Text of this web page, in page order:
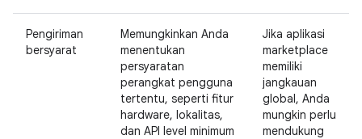
Pengiriman
bersyarat
Memungkinkan Anda
menentukan
persyaratan
perangkat pengguna
tertentu, seperti fitur
hardware, lokalitas,
dan API level minimum
Jika aplikasi
marketplace
memiliki
jangkauan
global, Anda
mungkin perlu
mendukung